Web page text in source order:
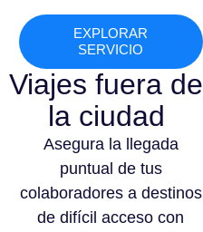
EXPLORAR
SERVICIO
Viajes fuera de
la ciudad
Asegura la llegada
puntual de tus
colaboradores a destinos
de difícil acceso con